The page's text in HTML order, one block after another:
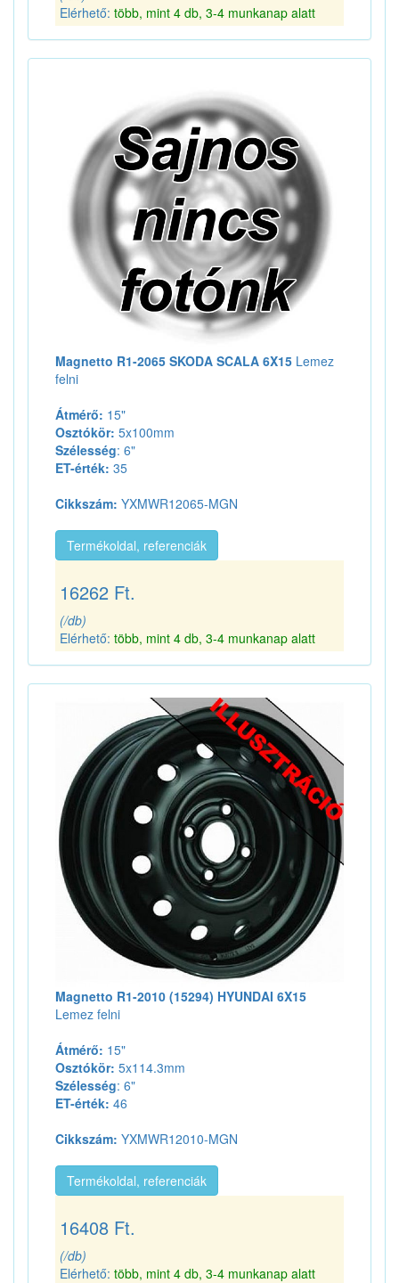
Elérhető: több, mint 4 db, 3-4 munkanap alatt
Magnetto R1-2065 SKODA SCALA 6X15 Lemez
felni
Átmérő: 15"
Osztókör: 5x100mm
Szélesség: 6"
ET-érték: 35
Cikkszám: YXMWR12065-MGN
Termékoldal, referenciák
16262 Ft.
(/db)
Elérhető: több, mint 4 db, 3-4 munkanap alatt
Magnetto R1-2010 (15294) HYUNDAI 6X15
Lemez felni
Átmérő: 15"
Osztókör: 5x114.3mm
Szélesség: 6"
ET-érték: 46
Cikkszám: YXMWR12010-MGN
Termékoldal, referenciák
16408 Ft.
(/db)
Elérhető: több, mint 4 db, 3-4 munkanap alatt